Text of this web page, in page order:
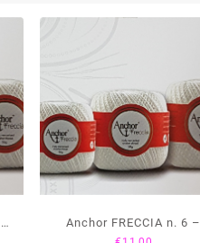
Anchor FRECCIA n. 6 –